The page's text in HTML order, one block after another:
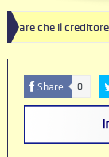
nulle deve
Share 0